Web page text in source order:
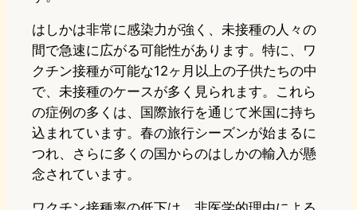
はしかは非常に感染力が強く、未接種の人々の
間で急速に広がる可能性があります。特に、ワ
クチン接種が可能な12ヶ月以上の子供たちの中
で、未接種のケースが多く見られます。これら
の症例の多くは、国際旅行を通じて米国に持ち
込まれています。春の旅行シーズンが始まるに
つれ、さらに多くの国からのはしかの輸入が懸
念されています。